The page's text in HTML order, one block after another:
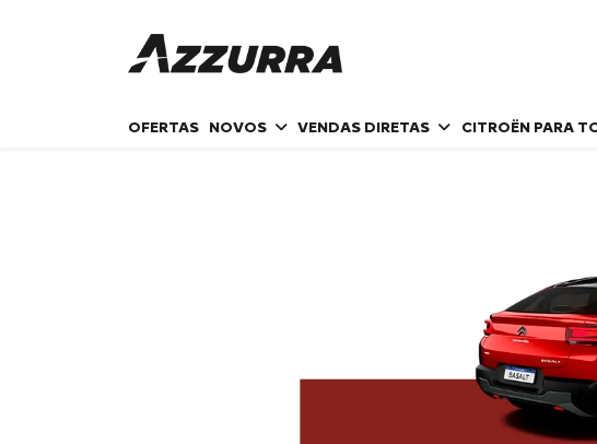
OFERTAS NOVOS VENDAS DIRETAS CITROËN PARA